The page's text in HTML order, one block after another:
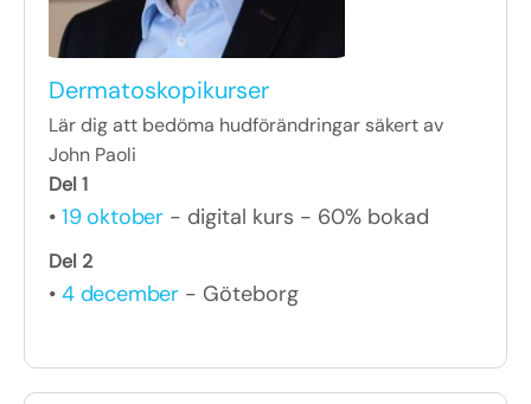
Dermatoskopikurser
Lär dig att bedöma hudförändringar säkert av
John Paoli
Del 1
• 19 oktober- digital kurs - 60% bokad
Del 2
• 4 december- Göteborg